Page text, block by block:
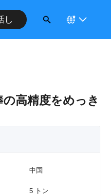
し
高精度をめっき
中国
5 トン